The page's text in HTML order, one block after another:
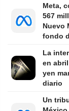
Meta,
567
Nuevo
fondo
La
en
yen
diario
Un